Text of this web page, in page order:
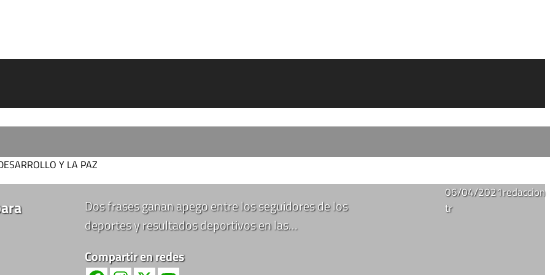
Y LA PAZ
Dos frases ganan apego entre los seguidores de los
deportes y resultados deportivos en las…
Compartir en redes
06/04/2021redaccion
tr